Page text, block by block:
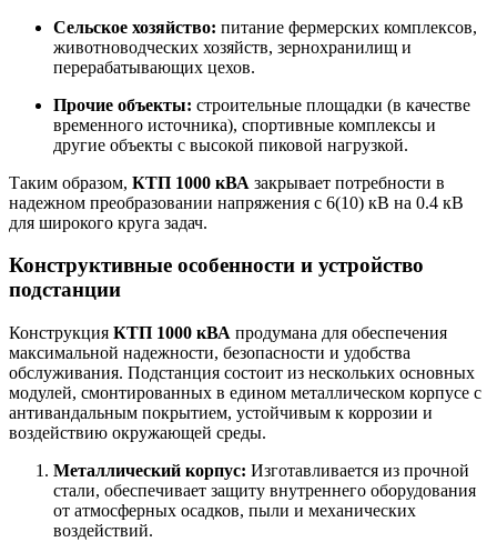
Сельское хозяйство: питание фермерских комплексов,
животноводческих хозяйств, зернохранилищ и
перерабатывающих цехов.
Прочие объекты: строительные площадки (в качестве
временного источника), спортивные комплексы и
другие объекты с высокой пиковой нагрузкой.
Таким образом, КТП 1000 кВА закрывает потребности в
надежном преобразовании напряжения с 6(10) кВ на 0.4 кВ
для широкого круга задач.
Конструктивные особенности и устройство
подстанции
Конструкция КТП 1000 кВА продумана для обеспечения
максимальной надежности, безопасности и удобства
обслуживания. Подстанция состоит из нескольких основных
модулей, смонтированных в едином металлическом корпусе с
антивандальным покрытием, устойчивым к коррозии и
воздействию окружающей среды.
Металлический корпус: Изготавливается из прочной
стали, обеспечивает защиту внутреннего оборудования
от атмосферных осадков, пыли и механических
воздействий.